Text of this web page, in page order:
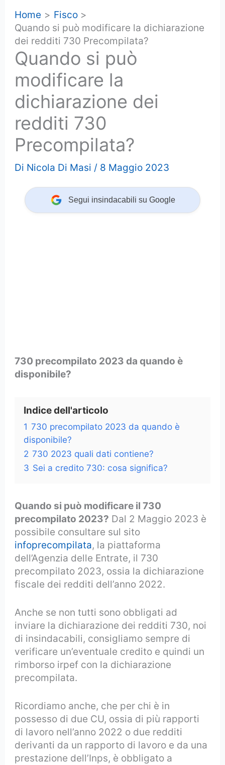
Home
Fisco
Quando si può modificare la dichiarazione
dei redditi 730 Precompilata?
Quando si può
modificare la
dichiarazione dei
redditi 730
Precompilata?
Di Nicola Di Masi / 8 Maggio 2023
Segui insindacabili su Google
730 precompilato 2023 da quando è
disponibile?
Indice dell'articolo
1 730 precompilato 2023 da quando è
disponibile?
2 730 2023 quali dati contiene?
3 Sei a credito 730: cosa significa?
Quando si può modificare il 730
precompilato 2023? Dal 2 Maggio 2023 è
possibile consultare sul sito
infoprecompilata, la piattaforma
dell’Agenzia delle Entrate, il 730
precompilato 2023, ossia la dichiarazione
fiscale dei redditi dell’anno 2022.
Anche se non tutti sono obbligati ad
inviare la dichiarazione dei redditi 730, noi
di insindacabili, consigliamo sempre di
verificare un’eventuale credito e quindi un
rimborso irpef con la dichiarazione
precompilata.
Ricordiamo anche, che per chi è in
possesso di due CU, ossia di più rapporti
di lavoro nell’anno 2022 o due redditi
derivanti da un rapporto di lavoro e da una
prestazione dell’Inps, è obbligato a